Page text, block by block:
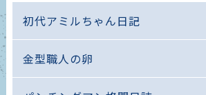
初代アミルちゃん日記
金型職人の卵